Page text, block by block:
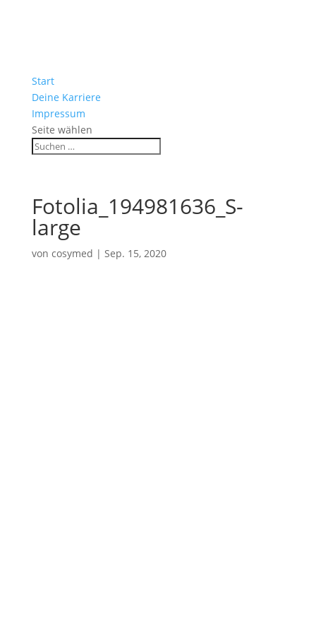
Start
Deine Karriere
Impressum
Seite wählen
Fotolia_194981636_S-
large
von cosymed | Sep. 15, 2020